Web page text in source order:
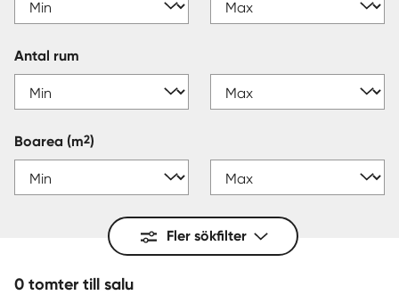
Antal rum
Boarea (m2)
Fler sökfilter
0 tomter till salu